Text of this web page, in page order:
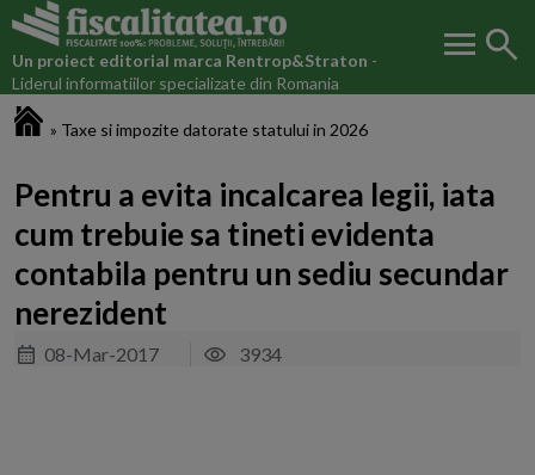
Un proiect editorial marca Rentrop&Straton -
Liderul informatiilor specializate din Romania
menu search
» Taxe si impozite datorate statului in 2026
Pentru a evita incalcarea legii, iata
cum trebuie sa tineti evidenta
contabila pentru un sediu secundar
nerezident
08-Mar-2017 3934